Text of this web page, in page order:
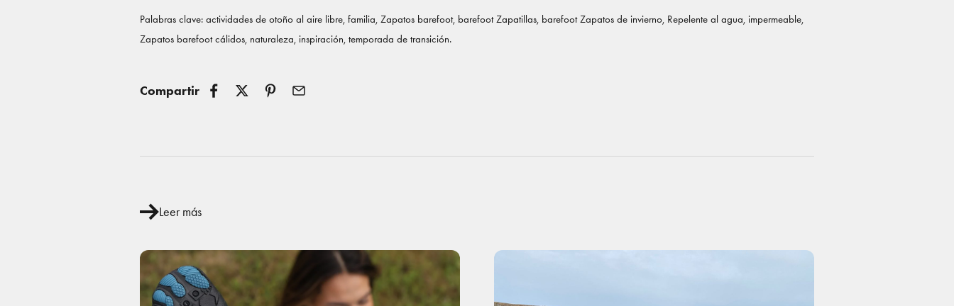
Palabras clave: actividades de otoño al aire libre, familia, Zapatos barefoot, barefoot Zapatillas, barefoot Zapatos de invierno, Repelente al agua, impermeable,
Zapatos barefoot cálidos, naturaleza, inspiración, temporada de transición.
Compartir
Leer más